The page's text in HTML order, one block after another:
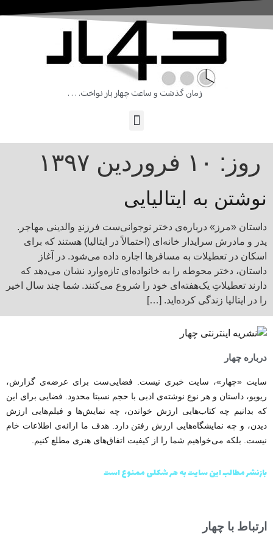
زمان گذشت و ساعت چهار بار نواخت. . . .
روز: ۱۰ فروردین ۱۳۹۷
نوشتن به ایتالیایی
داستان «مرز» درباره‌ی دختر نوجوانی‌ست فرزندِ والدینی مهاجر.
پدر و مادرش سرایدار خانه‌ای (احتمالاً در ایتالیا) هستند که برای
اسکان در تعطیلات به مسافرها اجاره داده می‌شود. در آغاز
داستان، دختر محوطه را به خانواده‌ای تازه‌وارد نشان می‌دهد که
دارند تعطیلاتِ یک‌هفته‌ای خود را شروع می‌کنند. شما چند سال اخیر
را در ایتالیا زندگی کرده‌اید. […]
درباره چهار
سایت «چهار»، سایت خبری نیست. فضایی‌ست برای عرضه‌ی گزارش‌،
ریویو، داستان و هر نوع نوشته‌ی ادبی با حجم نسبتا محدود. فضایی برای این
که بدانیم چه کتاب‌هایی ارزش خواندن، چه نمایش‌ها و فیلم‌هایی ارزش
دیدن، و چه نمایشگاه‌هایی ارزش رفتن دارد. هدف ما ارائه‌ی اطلاعات خام
نیست. بلکه می‌خواهیم شما را از کیفیت اتفاق‌های هنری مطلع کنیم.
بازنشر مطالب این سایت به هر شکلی ممنوع است
ارتباط با چهار